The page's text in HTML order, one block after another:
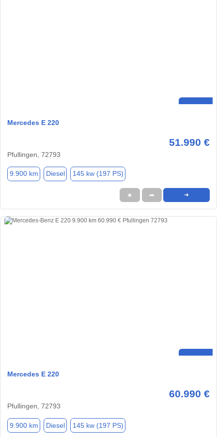
Mercedes E 220
51.990 €
Pfullingen, 72793
9.900 km Diesel 145 kw (197 PS)
★ ➦ ➜
Mercedes E 220
60.990 €
Pfullingen, 72793
9.900 km Diesel 145 kw (197 PS)